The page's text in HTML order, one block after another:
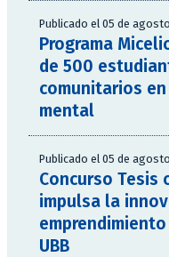
Publicado el 05 de
Programa
de 500
comunitarios
mental
Publicado el 05 de
Concurso Tesis
impulsa la
UBB